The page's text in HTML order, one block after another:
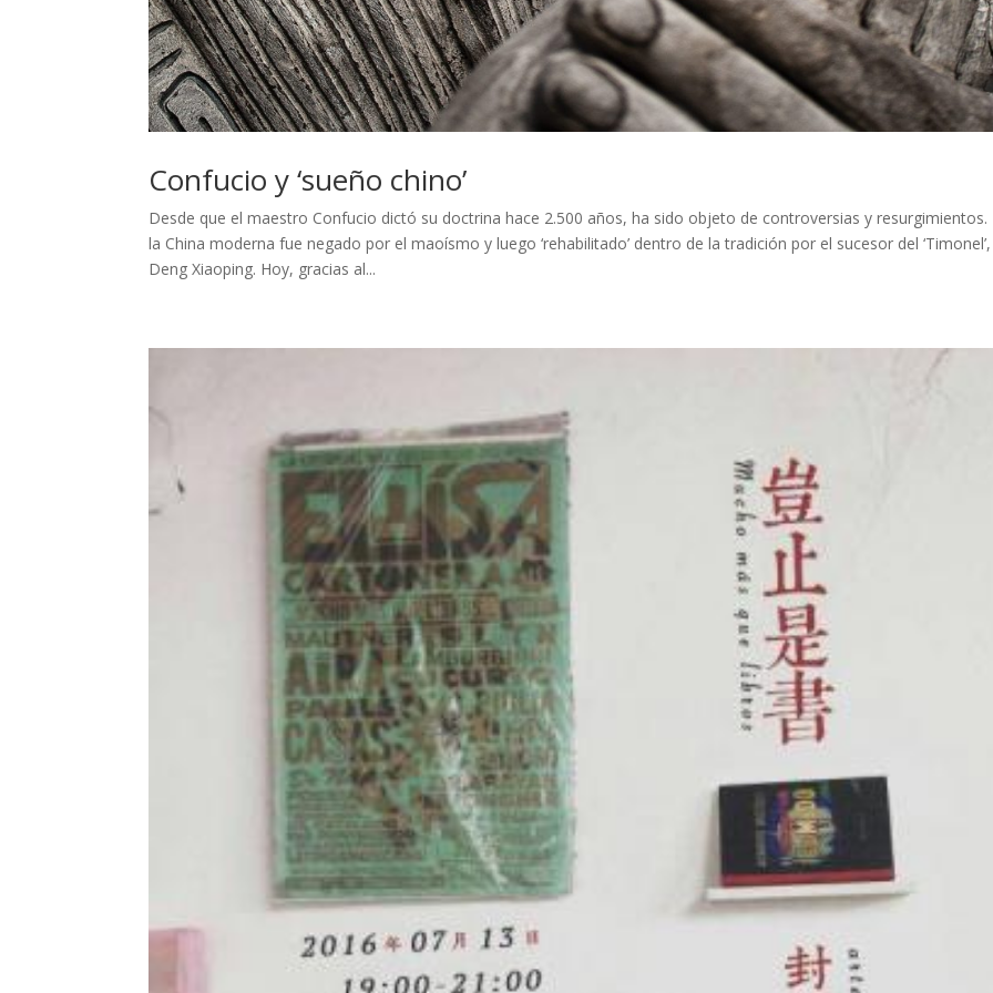
Confucio y ‘sueño chino’
Desde que el maestro Confucio dictó su doctrina hace 2.500 años, ha sido objeto de controversias y resurgimientos.
la China moderna fue negado por el maoísmo y luego ‘rehabilitado’ dentro de la tradición por el sucesor del ‘Timonel’,
Deng Xiaoping. Hoy, gracias al...